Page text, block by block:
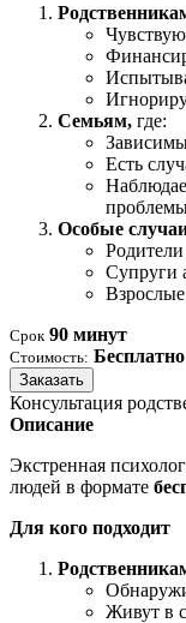
Семьям, где:
Есть
Особые
Супруги
Срок 90 минут
Стоимость: Бесплатно
Заказать
Консультация
Описание
Экстренная
людей в формате
Для кого подходит
Живут в